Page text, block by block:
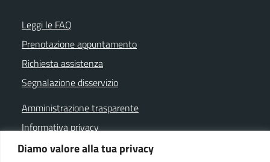
Diamo valore alla tua privacy
Leggi le FAQ
Prenotazione appuntamento
Richiesta assistenza
Segnalazione disservizio
Amministrazione trasparente
Informativa privacy
Note legali